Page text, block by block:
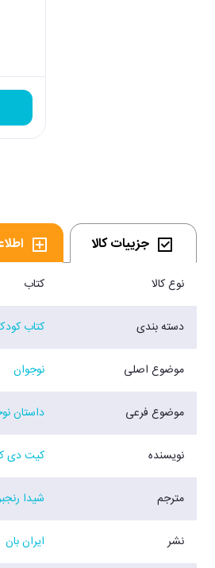
جزییات کالا
نوع کالا کتاب
دسته بندی کتاب
موضوع اصلی نوجوان
موضوع فرعی داستان
نویسنده کیت دی
مترجم شیدا
نشر ایران بان